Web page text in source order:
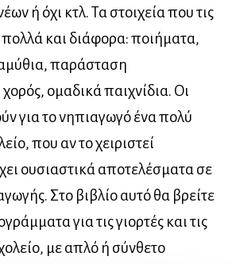
ή όχι κτλ. Τα στοιχεία που τις
πολλά και διάφορα: ποιήματα,
παράσταση
ομαδικά παιχνίδια. Οι
για το νηπιαγωγό ένα πολύ
που αν το χειριστεί
ουσιαστικά αποτελέσματα σε
Στο βιβλίο αυτό θα βρείτε
για τις γιορτές και τις
με απλό ή σύνθετο